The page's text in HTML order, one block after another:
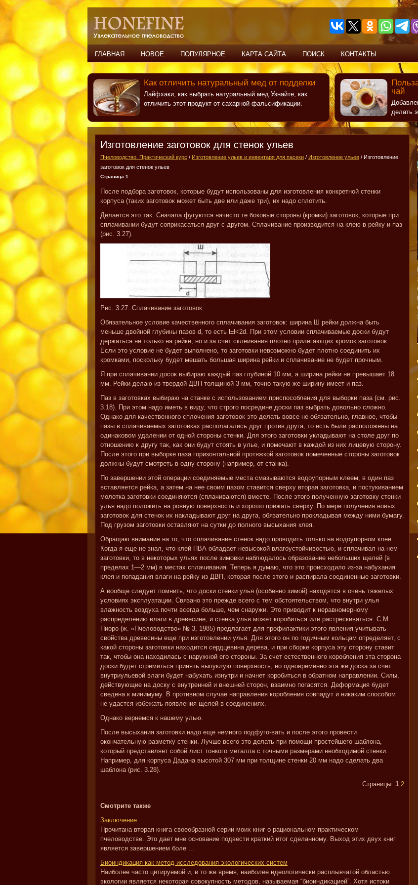
ГЛАВНАЯ НОВОЕ ПОПУЛЯРНОЕ КАРТА САЙТА ПОИСК КОНТАКТЫ
Как отличить натуральный мед от подделки
Лайфхаки, как выбрать натуральный мед Узнайте, как
отличить этот продукт от сахарной фальсификации.
чай
делать
Изготовление заготовок для стенок ульев
Пчеловодство. Практический курс / Изготовление ульев и инвентаря для пасеки / Изготовление ульев / Изготовление
заготовок для стенок ульев
Страница 1
После подбора заготовок, которые будут использованы для изготовления конкретной стенки
корпуса (таких заготовок может быть две или даже три), их надо сплотить.
Делается это так. Сначала фугуются начисто те боковые стороны (кромки) заготовок, которые при
сплачивании будут соприкасаться друг с другом. Сплачивание производится на клею в рейку и паз
(рис. 3.27).
Рис. 3.27. Сплачивание заготовок
Обязательное условие качественного сплачивания заготовок: ширина Ш рейки должна быть
меньше двойной глубины пазов d, то есть l±l<2d. При этом условии сплачиваемые доски будут
держаться не только на рейке, но и за счет склеивания плотно прилегающих кромок заготовок.
Если это условие не будет выполнено, то заготовки невозможно будет плотно соединить их
кромками, поскольку будет мешать большая ширина рейки и сплачивание не будет прочным.
Я при сплачивании досок выбираю каждый паз глубиной 10 мм, а ширина рейки не превышает 18
мм. Рейки делаю из твердой ДВП толщиной 3 мм, точно такую же ширину имеет и паз.
Паз в заготовках выбираю на станке с использованием приспособления для выборки паза (см. рис.
3.18). При этом надо иметь в виду, что строго посредине доски паз выбрать довольно сложно.
Однако для качественного сплочения заготовок это делать вовсе не обязательно, главное, чтобы
пазы в сплачиваемых заготовках располагались друг против друга, то есть были расположены на
одинаковом удалении от одной стороны стенки. Для этого заготовки укладывают на столе друг по
отношению к другу так, как они будут стоять в улье, и помечают в каждой из них лицевую сторону.
После этого при выборке паза горизонтальной протяжкой заготовок помеченные стороны заготовок
должны будут смотреть в одну сторону (например, от станка).
По завершении этой операции соединяемые места смазываются водоупорным клеем, в один паз
вставляется рейка, а затем на нее своим пазом ставится сверху вторая заготовка, и постукиванием
молотка заготовки соединяются (сплачиваются) вместе. После этого полученную заготовку стенки
улья надо положить на ровную поверхность и хорошо прижать сверху. По мере получения новых
заготовок для стенок их накладывают друг на друга, обязательно прокладывая между ними бумагу.
Под грузом заготовки оставляют на сутки до полного высыхания клея.
Обращаю внимание на то, что сплачивание стенок надо проводить только на водоупорном клее.
Когда я еще не знал, что клей ПВА обладает невысокой влагоустойчивостью, и сплачивал на нем
заготовки, то в некоторых ульях после зимовки наблюдалось образование небольших щелей (в
пределах 1—2 мм) в местах сплачивания. Теперь я думаю, что это происходило из-за набухания
клея и попадания влаги на рейку из ДВП, которая после этого и распирала соединенные заготовки.
А вообще следует помнить, что доски стенки улья (особенно зимой) находятся в очень тяжелых
условиях эксплуатации. Связано это прежде всего с тем обстоятельством, что внутри улья
влажность воздуха почти всегда больше, чем снаружи. Это приводит к неравномерному
распределению влаги в древесине, и стенка улья может коробиться или растрескиваться. С.М.
Пиоро (ж. «Пчеловодство» № 3, 1985) предлагает для профилактики этого явления учитывать
свойства древесины еще при изготовлении улья. Для этого он по годичным кольцам определяет, с
какой стороны заготовки находится сердцевина дерева, и при сборке корпуса эту сторону ставит
так, чтобы она находилась с наружной его стороны. За счет естественного коробления эта сторона
доски будет стремиться принять выпуклую поверхность, но одновременно эта же доска за счет
внутриульевой влаги будет набухать изнутри и начнет коробиться в обратном направлении. Силы,
действующие на доску с внутренней и внешней сторон, взаимно погасятся. Деформация будет
сведена к минимуму. В противном случае направления коробления совпадут и никаким способом
не удастся избежать появления щелей в соединениях.
Однако вернемся к нашему улью.
После высыхания заготовки надо еще немного подфуго-вать и после этого провести
окончательную разметку стенки. Лучше всего это делать при помощи простейшего шаблона,
который представляет собой лист тонкого металла с точными размерами необходимой стенки.
Например, для корпуса Дадана высотой 307 мм при толщине стенки 20 мм надо сделать два
шаблона (рис. 3.28).
Страницы: 1 2
Смотрите также
Заключение
Прочитана вторая книга своеобразной серии моих книг о рациональном практическом
пчеловодстве. Это дает мне основание подвести краткий итог сделанному. Выход этих двух книг
является завершением боле ...
Биоиндикация как метод исследования экологических систем
Наиболее часто цитируемой и, в то же время, наиболее идеологически расплывчатой областью
экологии является некоторая совокупность методов, называемая “биоиндикацией”. Хотя истоки